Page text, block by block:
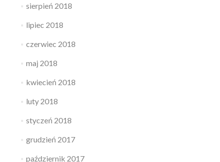
sierpień 2018
lipiec 2018
czerwiec 2018
maj 2018
kwiecień 2018
luty 2018
styczeń 2018
grudzień 2017
październik 2017